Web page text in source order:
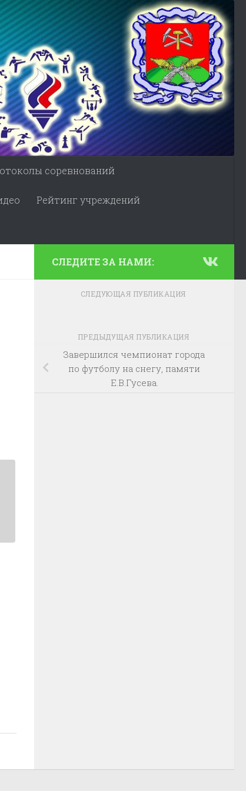
соревнований
Рейтинг учреждений
СЛЕДИТЕ ЗА НАМИ:
СЛЕДУЮЩАЯ ПУБЛИКАЦИЯ
ПРЕДЫДУЩАЯ ПУБЛИКАЦИЯ
Завершился чемпионат города
по футболу на снегу, памяти
Е.В.Гусева.